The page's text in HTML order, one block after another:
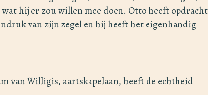
hij er zou willen mee doen. Otto heeft opdracht
van zijn zegel en hij heeft het eigenhandig
van Willigis, aartskapelaan, heeft de echtheid